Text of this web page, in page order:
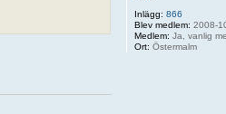
Inlägg: 866
Blev medlem: 2008-
Medlem: Ja, vanlig
Ort: Östermalm